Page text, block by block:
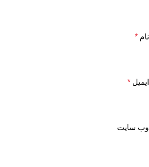
نام *
ایمیل *
وب‌ سایت